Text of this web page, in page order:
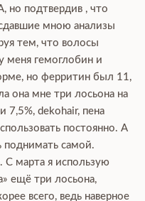
но подтвердив , что
мною анализы
тем, что волосы
меня гемоглобин и
но ферритин был 11,
она мне три лосьона на
7,5%, dekohair, пена
постоянно. А
самой.
С марта я использую
ещё три лосьона,
всего, ведь наверное